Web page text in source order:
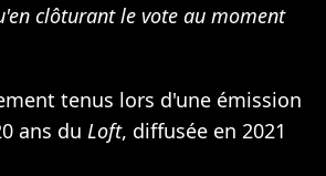
clôtu­rant le vote au moment
tenus lors d'une émission
ans du Loft, diffusée en 2021